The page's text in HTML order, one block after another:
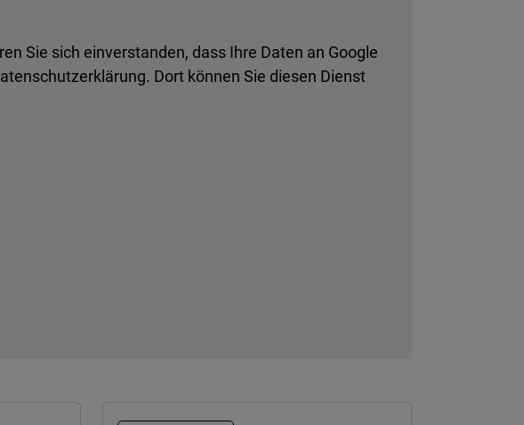
Sie sich einverstanden, dass Ihre Daten an Google
Dort können Sie diesen Dienst